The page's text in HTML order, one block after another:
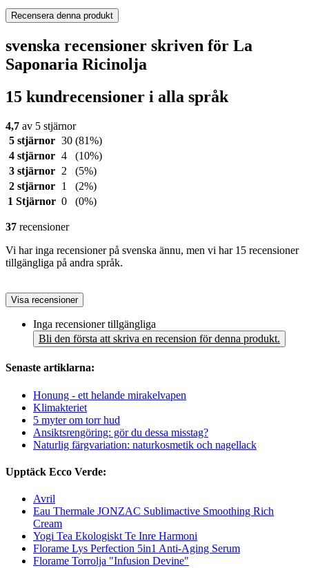
Recensera denna produkt
svenska recensioner skriven för La
Saponaria Ricinolja
15 kundrecensioner i alla språk
4,7 av 5 stjärnor
5 stjärnor 30 (81%)
4 stjärnor 4
(10%)
3 stjärnor
2
(5%)
2 stjärnor
1
(2%)
1 Stjärnor 0 (0%)
37 recensioner
Vi har inga recensioner på svenska ännu, men vi har 15 recensioner
tillgängliga på andra språk.
Visa recensioner
Inga recensioner tillgängliga
Bli den första att skriva en recension för denna produkt.
Senaste artiklarna:
Honung - ett helande mirakelvapen
Klimakteriet
5 myter om torr hud
Ansiktsrengöring: gör du dessa misstag?
Naturlig färgvariation: naturkosmetik och nagellack
Upptäck Ecco Verde:
Avril
Eau Thermale JONZAC Sublimactive Smoothing Rich
Cream
Yogi Tea Ekologiskt Te Inre Harmoni
Florame Lys Perfection 5in1 Anti-Aging Serum
Florame Torrolja "Infusion Devine"